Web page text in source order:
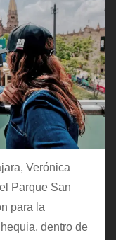
Verónica
Parque San
para la
dentro de